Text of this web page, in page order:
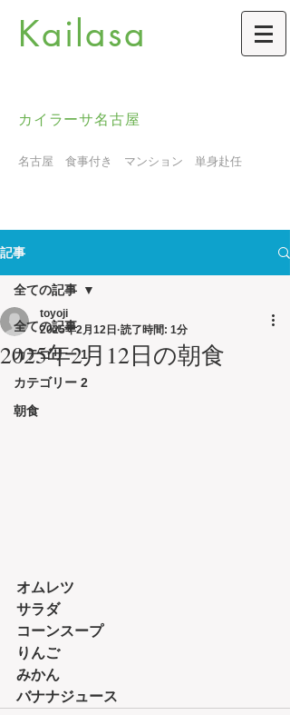
Kailasa
カイラーサ名古屋
名古屋 食事付き マンション 単身赴任
記事
全ての記事
カテゴリー 1
カテゴリー 2
朝食
全ての記事
2025年2月12日の朝食
toyoji
2025年2月12日 読了時間: 1分
オムレツ
サラダ
コーンスープ
りんご
みかん
バナナジュース